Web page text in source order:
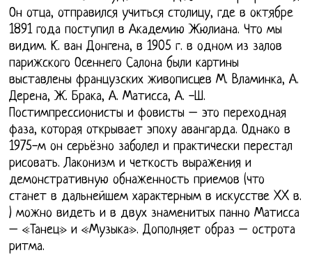
Он отца, отправился учиться столицу, где в октябре
1891 года поступил в Академию Жюлиана. Что мы
видим. К. ван Донгена, в 1905 г. в одном из залов
парижского Осеннего Салона были картины
выставлены французских живописцев М. Вламинка, А.
Дерена, Ж. Брака, А. Матисса, А. -Ш.
Постимпрессионисты и фовисты – это переходная
фаза, которая открывает эпоху авангарда. Однако в
1975-м он серьёзно заболел и практически перестал
рисовать. Лаконизм и четкость выражения и
демонстративную обнаженность приемов (что
станет в дальнейшем характерным в искусстве XX в.
) можно видеть и в двух знаменитых панно Матисса
– «Танец» и «Музыка». Дополняет образ – острота
ритма.